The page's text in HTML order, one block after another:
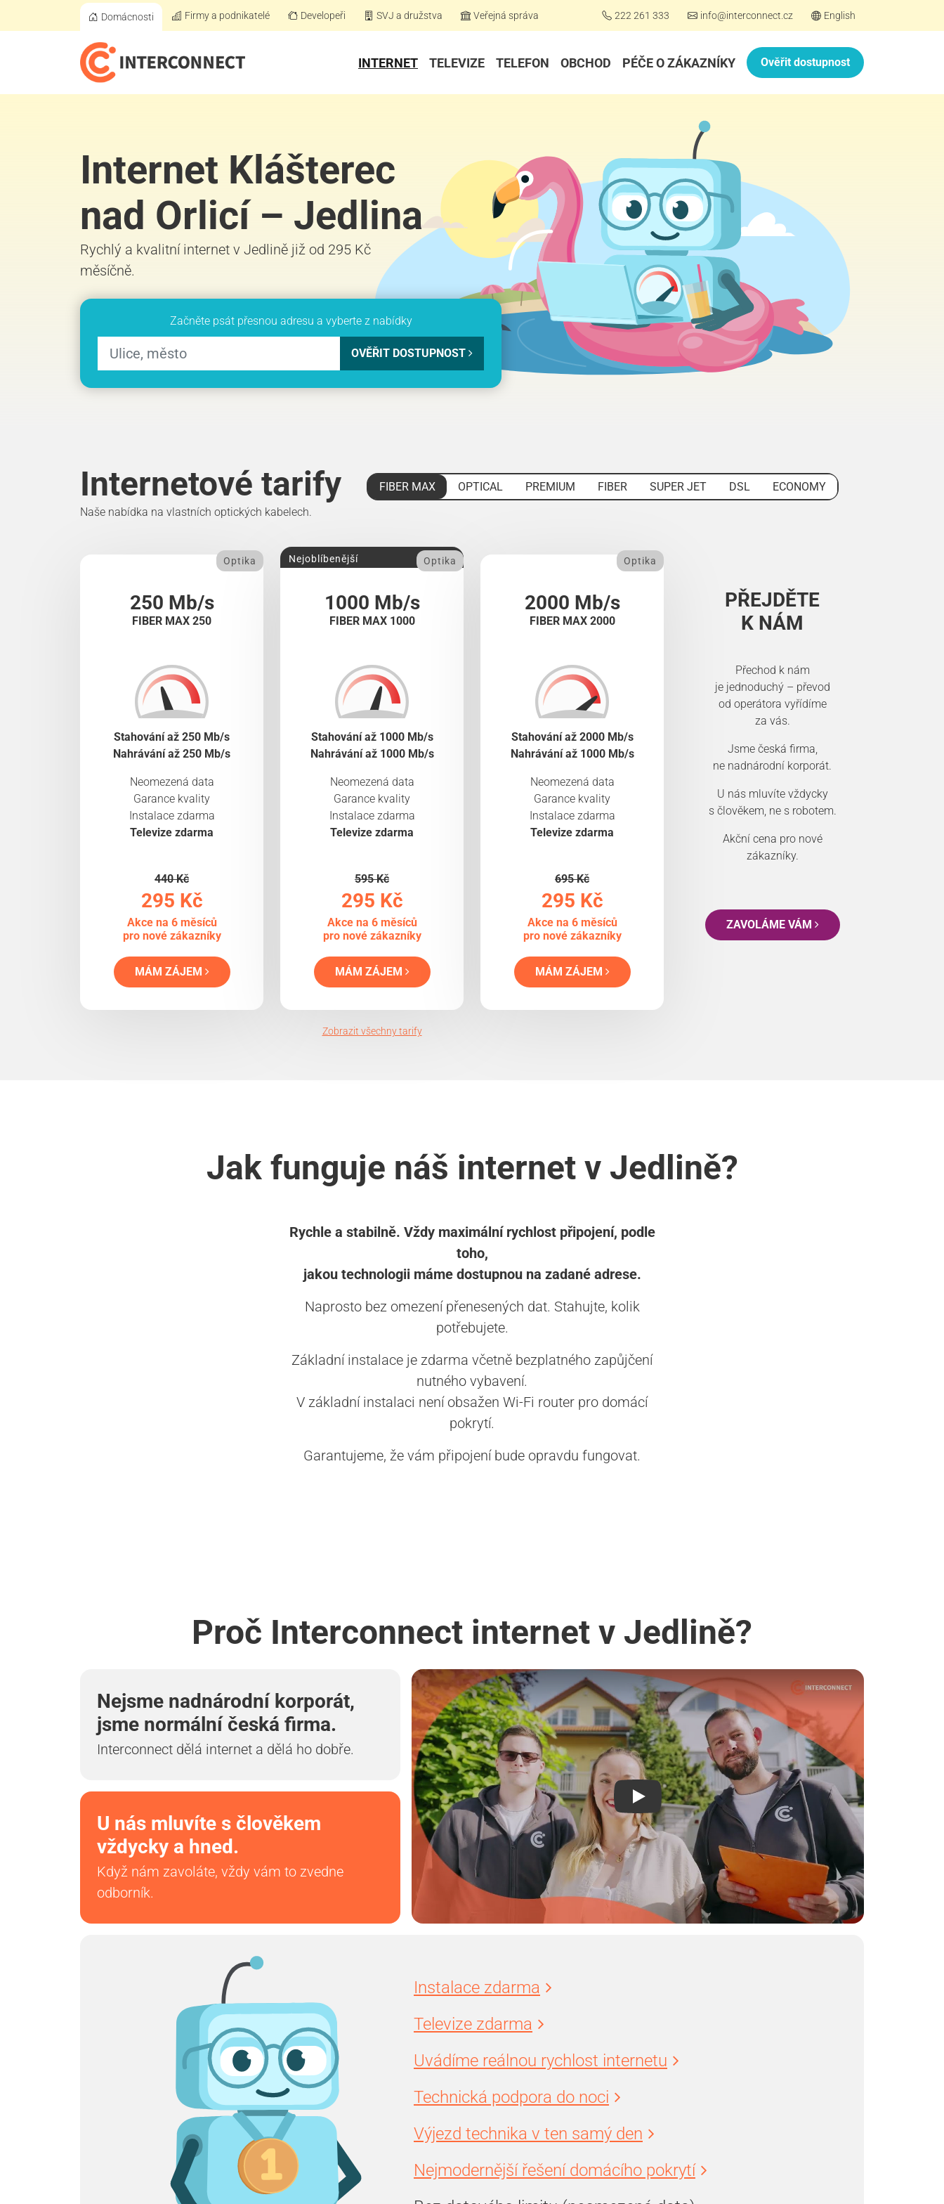
Domácnosti Firmy a podnikatelé Developeři SVJ a družstva Veřejná správa 222 261 333 info@interconnect.cz English
INTERNET TELEVIZE TELEFON OBCHOD PÉČE O ZÁKAZNÍKY Ověřit dostupnost
Internet Klášterec
nad Orlicí – Jedlina
Rychlý a kvalitní internet v Jedlině již od 295 Kč
měsíčně.
Začněte psát přesnou adresu a vyberte z nabídky
OVĚŘIT DOSTUPNOST
Internetové tarify FIBER MAX OPTICAL PREMIUM FIBER SUPER JET DSL
ECONOMY
Naše nabídka na vlastních optických kabelech.
250 Mb/s
FIBER MAX 250
Optika
Stahování až 250 Mb/s
Nahrávání až 250 Mb/s
Neomezená data
Garance kvality
Instalace zdarma
Televize zdarma
440 Kč
295 Kč
Akce na 6 měsíců
pro nové zákazníky
MÁM ZÁJEM
1000 Mb/s
FIBER MAX 1000
Nejoblíbenější Optika
Stahování až 1000 Mb/s
Nahrávání až 1000 Mb/s
Neomezená data
Garance kvality
Instalace zdarma
Televize zdarma
595 Kč
295 Kč
Akce na 6 měsíců
pro nové zákazníky
MÁM ZÁJEM
2000 Mb/s
FIBER MAX 2000
Optika
Stahování až 2000 Mb/s
Nahrávání až 1000 Mb/s
Neomezená data
Garance kvality
Instalace zdarma
Televize zdarma
695 Kč
295 Kč
Akce na 6 měsíců
pro nové zákazníky
MÁM ZÁJEM
PŘEJDĚTE
K NÁM
Přechod k nám
je jednoduchý – převod
od operátora vyřídíme
za vás.
Jsme česká firma,
ne nadnárodní korporát.
U nás mluvíte vždycky
s člověkem, ne s robotem.
Akční cena pro nové
zákazníky.
ZAVOLÁME VÁM
Zobrazit všechny tarify
Jak funguje náš internet v Jedlině?
Rychle a stabilně. Vždy maximální rychlost připojení, podle
toho,
jakou technologii máme dostupnou na zadané adrese.
Naprosto bez omezení přenesených dat. Stahujte, kolik
potřebujete.
Základní instalace je zdarma včetně bezplatného zapůjčení
nutného vybavení.
V základní instalaci není obsažen Wi-Fi router pro domácí
pokrytí.
Garantujeme, že vám připojení bude opravdu fungovat.
Proč Interconnect internet v Jedlině?
Nejsme nadnárodní korporát,
jsme normální česká firma.
Interconnect dělá internet a dělá ho dobře.
U nás mluvíte s člověkem
vždycky a hned.
Když nám zavoláte, vždy vám to zvedne
odborník.
Instalace zdarma
Televize zdarma
Uvádíme reálnou rychlost internetu
Technická podpora do noci
Výjezd technika v ten samý den
Nejmodernější řešení domácího pokrytí